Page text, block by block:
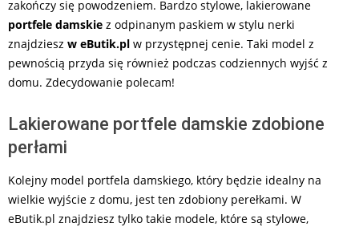
zakończy się powodzeniem. Bardzo stylowe, lakierowane
portfele damskie z odpinanym paskiem w stylu nerki
znajdziesz w eButik.pl w przystępnej cenie. Taki model z
pewnością przyda się również podczas codziennych wyjść z
domu. Zdecydowanie polecam!
Lakierowane portfele damskie zdobione
perłami
Kolejny model portfela damskiego, który będzie idealny na
wielkie wyjście z domu, jest ten zdobiony perełkami. W
eButik.pl znajdziesz tylko takie modele, które są stylowe,